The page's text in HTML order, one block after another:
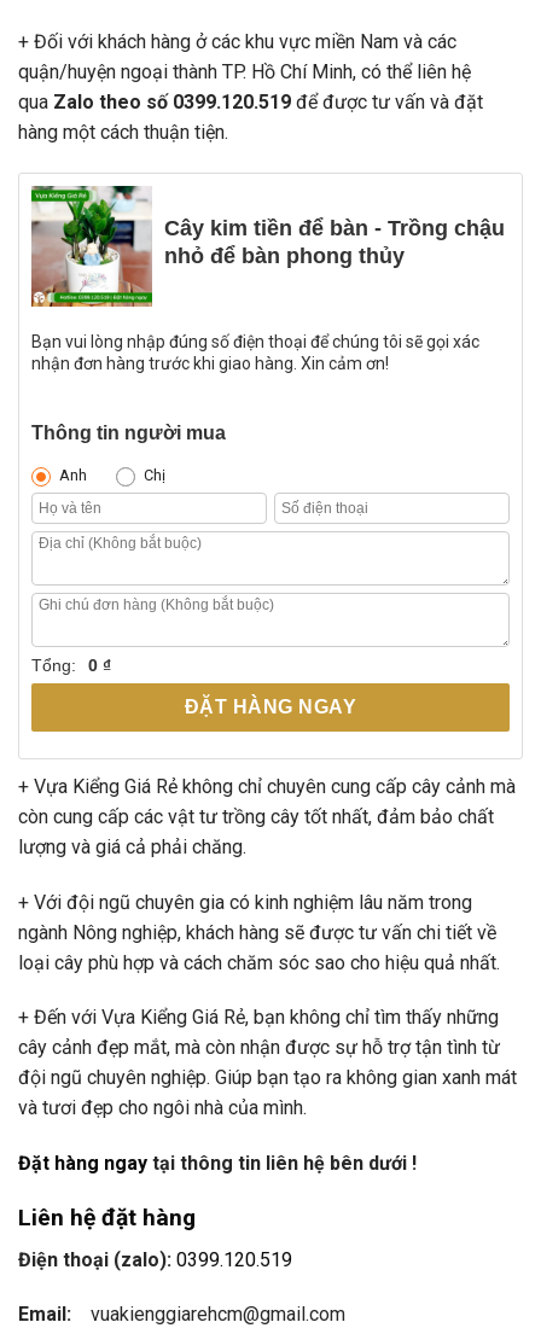
+ Đối với khách hàng ở các khu vực miền Nam và các
quận/huyện ngoại thành TP. Hồ Chí Minh, có thể liên hệ
qua Zalo theo số 0399.120.519 để được tư vấn và đặt
hàng một cách thuận tiện.
Cây kim tiền để bàn - Trồng chậu
nhỏ để bàn phong thủy
Bạn vui lòng nhập đúng số điện thoại để chúng tôi sẽ gọi xác
nhận đơn hàng trước khi giao hàng. Xin cảm ơn!
Thông tin người mua
Anh Chị
Tổng: 0 ₫
ĐẶT HÀNG NGAY
+ Vựa Kiểng Giá Rẻ không chỉ chuyên cung cấp cây cảnh mà
còn cung cấp các vật tư trồng cây tốt nhất, đảm bảo chất
lượng và giá cả phải chăng.
+ Với đội ngũ chuyên gia có kinh nghiệm lâu năm trong
ngành Nông nghiệp, khách hàng sẽ được tư vấn chi tiết về
loại cây phù hợp và cách chăm sóc sao cho hiệu quả nhất.
+ Đến với Vựa Kiểng Giá Rẻ, bạn không chỉ tìm thấy những
cây cảnh đẹp mắt, mà còn nhận được sự hỗ trợ tận tình từ
đội ngũ chuyên nghiệp. Giúp bạn tạo ra không gian xanh mát
và tươi đẹp cho ngôi nhà của mình.
Đặt hàng ngay tại thông tin liên hệ bên dưới !
Liên hệ đặt hàng
Điện thoại (zalo): 0399.120.519
Email: vuakienggiarehcm@gmail.com